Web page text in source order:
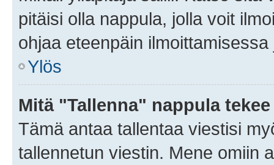
pitäisi olla nappula, jolla voit
ohjaa eteenpäin
Ylös
Mitä "Tallenna" nappula
Tämä antaa tallentaa viestisi
tallennetun viestin. Mene omiin